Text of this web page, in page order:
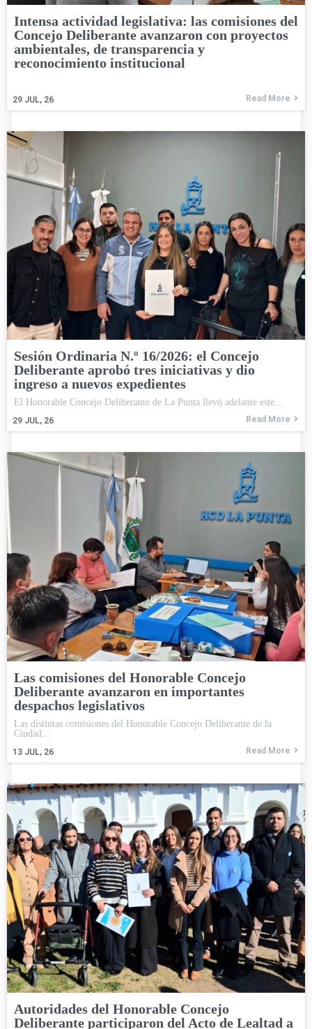
Intensa actividad legislativa: las comisiones del
Concejo Deliberante avanzaron con proyectos
ambientales, de transparencia y
reconocimiento institucional
29 JUL, 26 Read More
Sesión Ordinaria N.º 16/2026: el Concejo
Deliberante aprobó tres iniciativas y dio
ingreso a nuevos expedientes
29 JUL, 26
El Honorable Concejo Deliberante de La Punta llevó adelante este…
Read More
Las comisiones del Honorable Concejo
Deliberante avanzaron en importantes
despachos legislativos
13 JUL, 26
Las distintas comisiones del Honorable Concejo Deliberante de la
Ciudad…
Read More
Autoridades del Honorable Concejo
Deliberante participaron del Acto de Lealtad a